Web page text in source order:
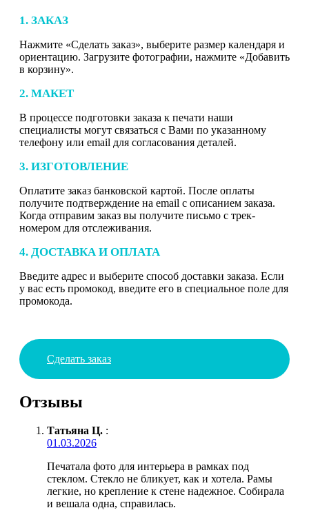
1. ЗАКАЗ
Нажмите «Сделать заказ», выберите размер календаря и
ориентацию. Загрузите фотографии, нажмите «Добавить
в корзину».
2. МАКЕТ
В процессе подготовки заказа к печати наши
специалисты могут связаться с Вами по указанному
телефону или email для согласования деталей.
3. ИЗГОТОВЛЕНИЕ
Оплатите заказ банковской картой. После оплаты
получите подтверждение на email с описанием заказа.
Когда отправим заказ вы получите письмо с трек-
номером для отслеживания.
4. ДОСТАВКА И ОПЛАТА
Введите адрес и выберите способ доставки заказа. Если
у вас есть промокод, введите его в специальное поле для
промокода.
Сделать заказ
Отзывы
Татьяна Ц. :
01.03.2026
Печатала фото для интерьера в рамках под
стеклом. Стекло не бликует, как и хотела. Рамы
легкие, но крепление к стене надежное. Собирала
и вешала одна, справилась.